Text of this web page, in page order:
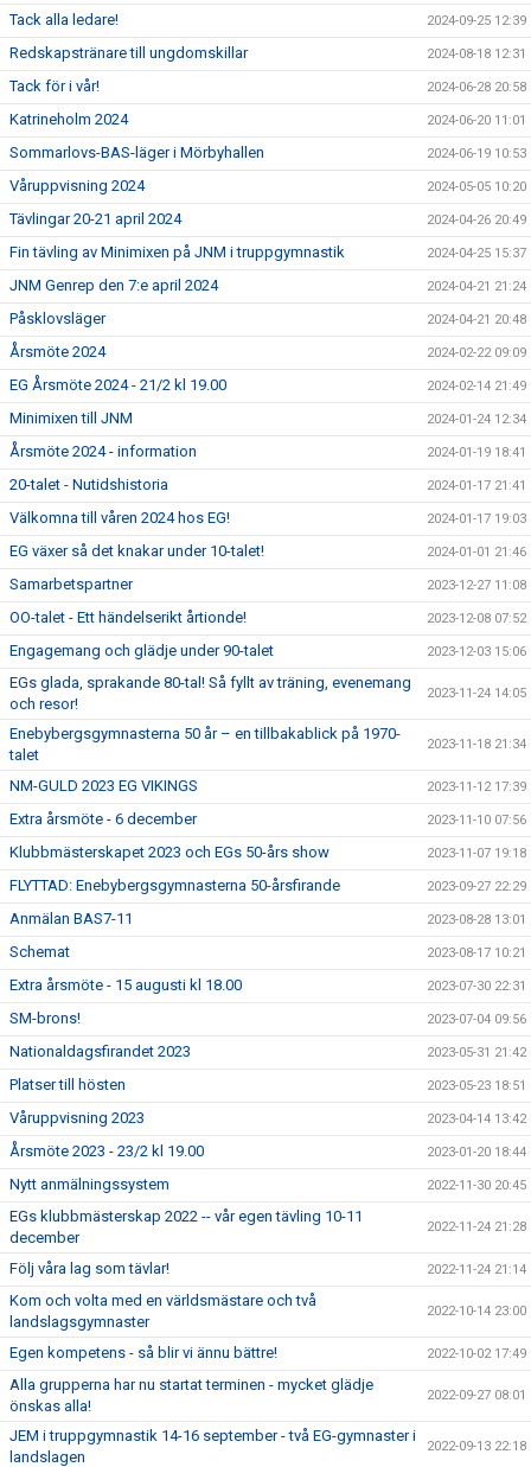
Tack alla ledare! 2024-09-25 12:39
Redskapstränare till ungdomskillar 2024-08-18 12:31
Tack för i vår! 2024-06-28 20:58
Katrineholm 2024 2024-06-20 11:01
Sommarlovs-BAS-läger i Mörbyhallen 2024-06-19 10:53
Våruppvisning 2024 2024-05-05 10:20
Tävlingar 20-21 april 2024 2024-04-26 20:49
Fin tävling av Minimixen på JNM i truppgymnastik 2024-04-25 15:37
JNM Genrep den 7:e april 2024 2024-04-21 21:24
Påsklovsläger 2024-04-21 20:48
Årsmöte 2024 2024-02-22 09:09
EG Årsmöte 2024 - 21/2 kl 19.00 2024-02-14 21:49
Minimixen till JNM 2024-01-24 12:34
Årsmöte 2024 - information 2024-01-19 18:41
20-talet - Nutidshistoria 2024-01-17 21:41
Välkomna till våren 2024 hos EG! 2024-01-17 19:03
EG växer så det knakar under 10-talet! 2024-01-01 21:46
Samarbetspartner 2023-12-27 11:08
OO-talet - Ett händelserikt årtionde! 2023-12-08 07:52
Engagemang och glädje under 90-talet 2023-12-03 15:06
EGs glada, sprakande 80-tal! Så fyllt av träning, evenemang
och resor!
2023-11-24 14:05
Enebybergsgymnasterna 50 år – en tillbakablick på 1970-
talet
2023-11-18 21:34
NM-GULD 2023 EG VIKINGS 2023-11-12 17:39
Extra årsmöte - 6 december 2023-11-10 07:56
Klubbmästerskapet 2023 och EGs 50-års show 2023-11-07 19:18
FLYTTAD: Enebybergsgymnasterna 50-årsfirande 2023-09-27 22:29
Anmälan BAS7-11 2023-08-28 13:01
Schemat 2023-08-17 10:21
Extra årsmöte - 15 augusti kl 18.00 2023-07-30 22:31
SM-brons! 2023-07-04 09:56
Nationaldagsfirandet 2023 2023-05-31 21:42
Platser till hösten 2023-05-23 18:51
Våruppvisning 2023 2023-04-14 13:42
Årsmöte 2023 - 23/2 kl 19.00 2023-01-20 18:44
Nytt anmälningssystem 2022-11-30 20:45
EGs klubbmästerskap 2022 -- vår egen tävling 10-11
december
2022-11-24 21:28
Följ våra lag som tävlar! 2022-11-24 21:14
Kom och volta med en världsmästare och två
landslagsgymnaster
2022-10-14 23:00
Egen kompetens - så blir vi ännu bättre! 2022-10-02 17:49
Alla grupperna har nu startat terminen - mycket glädje
önskas alla!
2022-09-27 08:01
JEM i truppgymnastik 14-16 september - två EG-gymnaster i
landslagen
2022-09-13 22:18